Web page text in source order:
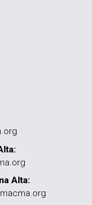
Alta: